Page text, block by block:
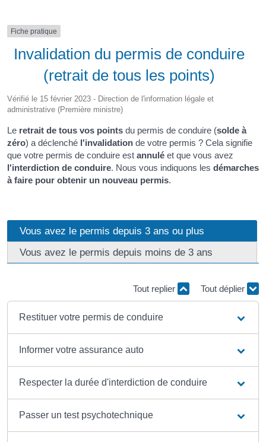
Fiche pratique
Invalidation du permis de conduire
(retrait de tous les points)
Vérifié le 15 février 2023 - Direction de l'information légale et
administrative (Première ministre)
Le retrait de tous vos points du permis de conduire (solde à
zéro) a déclenché l'invalidation de votre permis ? Cela signifie
que votre permis de conduire est annulé et que vous avez
l'interdiction de conduire. Nous vous indiquons les démarches
à faire pour obtenir un nouveau permis.
Vous avez le permis depuis 3 ans ou plus
Vous avez le permis depuis moins de 3 ans
Tout replier Tout déplier
Restituer votre permis de conduire
Informer votre assurance auto
Respecter la durée d'interdiction de conduire
Passer un test psychotechnique